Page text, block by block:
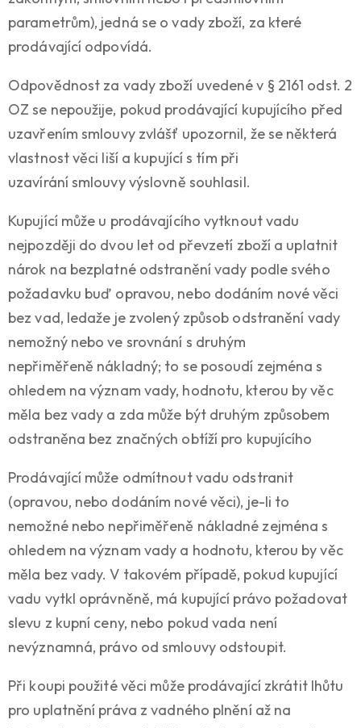
parametrům), jedná se o vady zboží, za které
prodávající odpovídá.
Odpovědnost za vady zboží uvedené v § 2161 odst. 2
OZ se nepoužije, pokud prodávající kupujícího před
uzavřením smlouvy zvlášť upozornil, že se některá
vlastnost věci liší a kupující s tím při
uzavírání smlouvy výslovně souhlasil.
Kupující může u prodávajícího vytknout vadu
nejpozději do dvou let od převzetí zboží a uplatnit
nárok na bezplatné odstranění vady podle svého
požadavku buď opravou, nebo dodáním nové věci
bez vad, ledaže je zvolený způsob odstranění vady
nemožný nebo ve srovnání s druhým
nepřiměřeně nákladný; to se posoudí zejména s
ohledem na význam vady, hodnotu, kterou by věc
měla bez vady a zda může být druhým způsobem
odstraněna bez značných obtíží pro kupujícího
Prodávající může odmítnout vadu odstranit
(opravou, nebo dodáním nové věci), je-li to
nemožné nebo nepřiměřeně nákladné zejména s
ohledem na význam vady a hodnotu, kterou by věc
měla bez vady. V takovém případě, pokud kupující
vadu vytkl oprávněně, má kupující právo požadovat
slevu z kupní ceny, nebo pokud vada není
nevýznamná, právo od smlouvy odstoupit.
Při koupi použité věci může prodávající zkrátit lhůtu
pro uplatnění práva z vadného plnění až na